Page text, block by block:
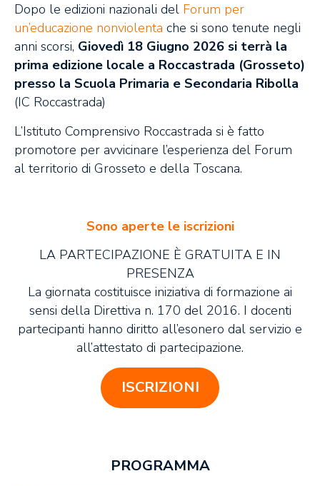
Dopo le edizioni nazionali del Forum per
un’educazione nonviolenta che si sono tenute negli
anni scorsi, Giovedì 18 Giugno 2026 si terrà la
prima edizione locale a Roccastrada (Grosseto)
presso la Scuola Primaria e Secondaria Ribolla
(IC Roccastrada)
L’Istituto Comprensivo Roccastrada si è fatto
promotore per avvicinare l’esperienza del Forum
al territorio di Grosseto e della Toscana.
Sono aperte le iscrizioni
LA PARTECIPAZIONE È GRATUITA E IN
PRESENZA
La giornata costituisce iniziativa di formazione ai
sensi della Direttiva n. 170 del 2016. I docenti
partecipanti hanno diritto all’esonero dal servizio e
all’attestato di partecipazione.
ISCRIZIONI
PROGRAMMA